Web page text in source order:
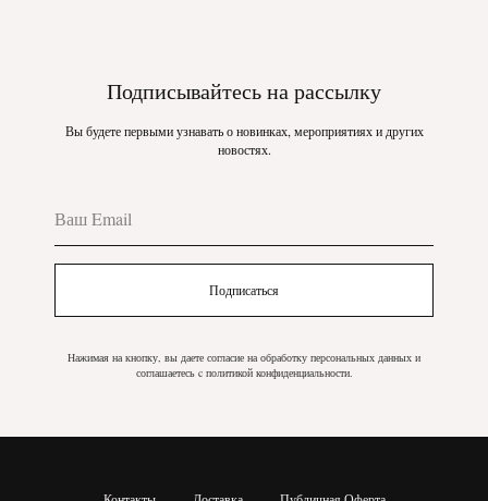
Подписывайтесь на рассылку
Вы будете первыми узнавать о новинках, мероприятиях и других
новостях.
Подписаться
Нажимая на кнопку, вы даете согласие на обработку персональных данных и
соглашаетесь c политикой конфиденциальности.